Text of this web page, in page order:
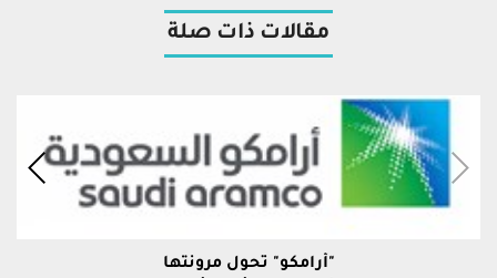
مقالات ذات صلة
"أرامكو" تحول مرونتها